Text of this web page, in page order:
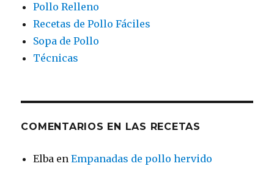
Pollo Relleno
Recetas de Pollo Fáciles
Sopa de Pollo
Técnicas
COMENTARIOS EN LAS RECETAS
Elba enEmpanadas de pollo hervido